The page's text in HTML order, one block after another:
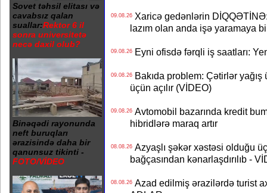
Sovet təhsil elitası və
cavabsız qalan
suallar:Rektor 6 il
sonra universitetə
necə daxil olub?
Binəqədi rayonunda
neft buruqları
ərazisində daha bir
qanunsuz tikinti -
FOTO/VİDEO
09.08.26Xaricə gedənlərin DİQQƏTİNƏ:
lazım olan anda işə yaramaya
09.08.26Eyni ofisdə fərqli iş saatları:
09.08.26Bakıda problem: Çətirlər
üçün açılır (VİDEO)
09.08.26Avtomobil bazarında kredit
hibridlərə maraq artır
08.08.26Azyaşlı şəkər xəstəsi olduğu
bağçasından kənarlaşdırılıb -
08.08.26Azad edilmiş ərazilərdə turist